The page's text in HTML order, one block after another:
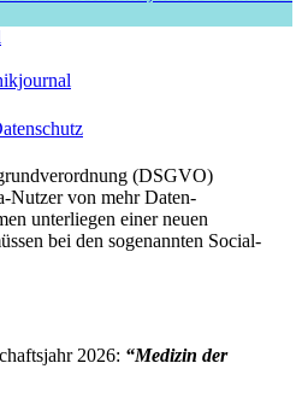
(DSGVO)
Nutzer von mehr Daten-
unterliegen einer neuen
bei den sogenannten Social-
2026: “Medizin der